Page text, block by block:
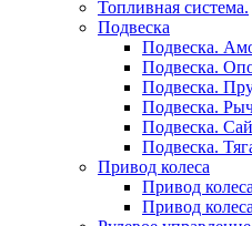
Топливная система.
Подвеска
Подвеска.
Подвеска.
Подвеска.
Подвеска.
Подвеска.
Подвеска.
Привод колеса
Привод
Привод